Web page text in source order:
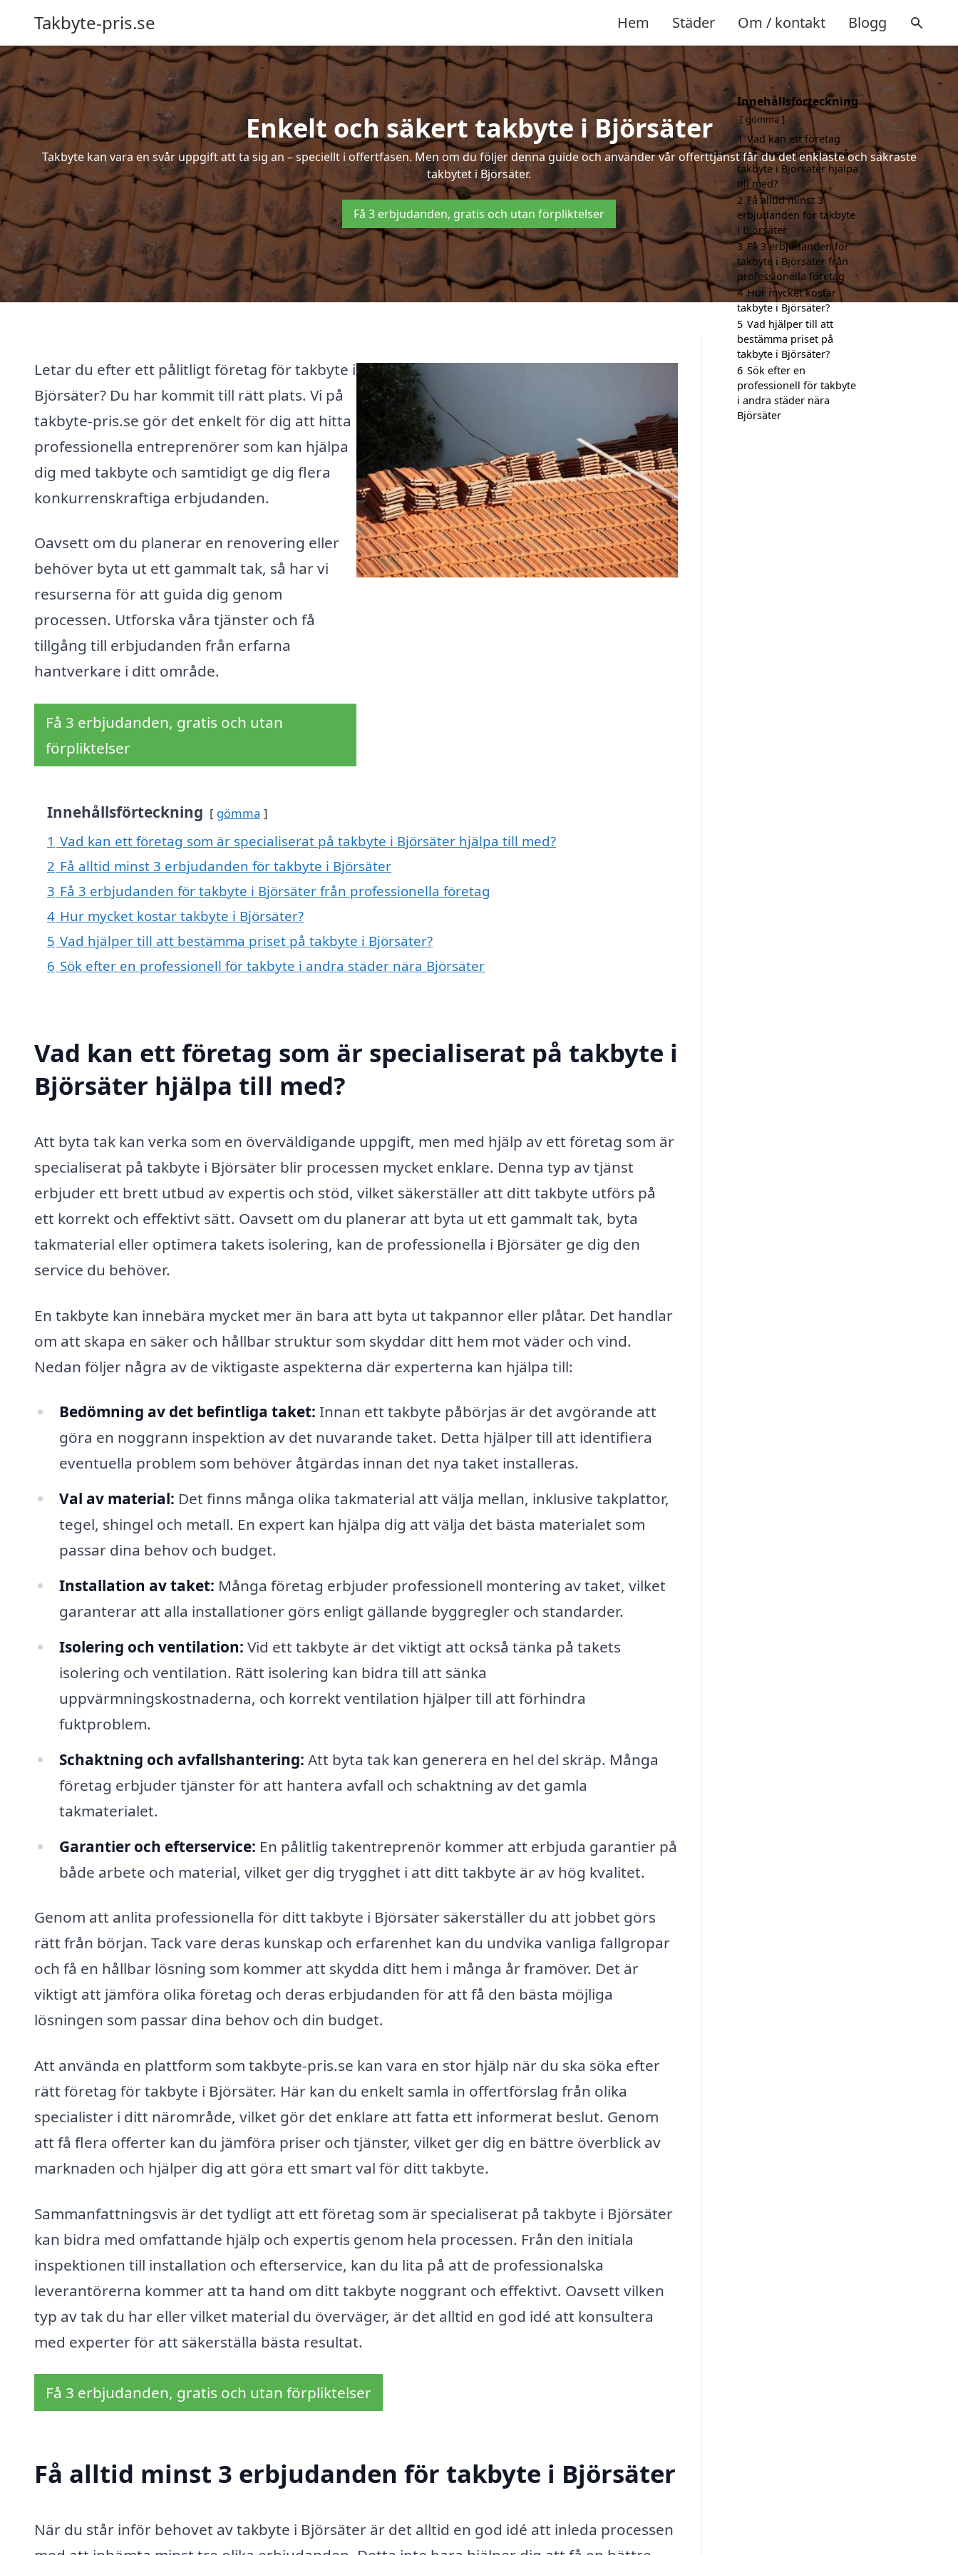
Takbyte-pris.se Hem Städer Om / kontakt Blogg
Enkelt och säkert takbyte i Björsäter
Takbyte kan vara en svår uppgift att ta sig an – speciellt i offertfasen. Men om du följer denna guide och använder vår offerttjänst får du det enklaste och säkraste
takbytet i Björsäter.
Få 3 erbjudanden, gratis och utan förpliktelser
Letar du efter ett pålitligt företag för takbyte i
Björsäter? Du har kommit till rätt plats. Vi på
takbyte-pris.se gör det enkelt för dig att hitta
professionella entreprenörer som kan hjälpa
dig med takbyte och samtidigt ge dig flera
konkurrenskraftiga erbjudanden.
Oavsett om du planerar en renovering eller
behöver byta ut ett gammalt tak, så har vi
resurserna för att guida dig genom
processen. Utforska våra tjänster och få
tillgång till erbjudanden från erfarna
hantverkare i ditt område.
Få 3 erbjudanden, gratis och utan
förpliktelser
Innehållsförteckning gömma
1 Vad kan ett företag som är specialiserat på takbyte i Björsäter hjälpa till med?
2 Få alltid minst 3 erbjudanden för takbyte i Björsäter
3 Få 3 erbjudanden för takbyte i Björsäter från professionella företag
4 Hur mycket kostar takbyte i Björsäter?
5 Vad hjälper till att bestämma priset på takbyte i Björsäter?
6 Sök efter en professionell för takbyte i andra städer nära Björsäter
Vad kan ett företag som är specialiserat på takbyte i
Björsäter hjälpa till med?
Att byta tak kan verka som en överväldigande uppgift, men med hjälp av ett företag som är
specialiserat på takbyte i Björsäter blir processen mycket enklare. Denna typ av tjänst
erbjuder ett brett utbud av expertis och stöd, vilket säkerställer att ditt takbyte utförs på
ett korrekt och effektivt sätt. Oavsett om du planerar att byta ut ett gammalt tak, byta
takmaterial eller optimera takets isolering, kan de professionella i Björsäter ge dig den
service du behöver.
En takbyte kan innebära mycket mer än bara att byta ut takpannor eller plåtar. Det handlar
om att skapa en säker och hållbar struktur som skyddar ditt hem mot väder och vind.
Nedan följer några av de viktigaste aspekterna där experterna kan hjälpa till:
Bedömning av det befintliga taket: Innan ett takbyte påbörjas är det avgörande att
göra en noggrann inspektion av det nuvarande taket. Detta hjälper till att identifiera
eventuella problem som behöver åtgärdas innan det nya taket installeras.
Val av material: Det finns många olika takmaterial att välja mellan, inklusive takplattor,
tegel, shingel och metall. En expert kan hjälpa dig att välja det bästa materialet som
passar dina behov och budget.
Installation av taket: Många företag erbjuder professionell montering av taket, vilket
garanterar att alla installationer görs enligt gällande byggregler och standarder.
Isolering och ventilation: Vid ett takbyte är det viktigt att också tänka på takets
isolering och ventilation. Rätt isolering kan bidra till att sänka
uppvärmningskostnaderna, och korrekt ventilation hjälper till att förhindra
fuktproblem.
Schaktning och avfallshantering: Att byta tak kan generera en hel del skräp. Många
företag erbjuder tjänster för att hantera avfall och schaktning av det gamla
takmaterialet.
Garantier och efterservice: En pålitlig takentreprenör kommer att erbjuda garantier på
både arbete och material, vilket ger dig trygghet i att ditt takbyte är av hög kvalitet.
Genom att anlita professionella för ditt takbyte i Björsäter säkerställer du att jobbet görs
rätt från början. Tack vare deras kunskap och erfarenhet kan du undvika vanliga fallgropar
och få en hållbar lösning som kommer att skydda ditt hem i många år framöver. Det är
viktigt att jämföra olika företag och deras erbjudanden för att få den bästa möjliga
lösningen som passar dina behov och din budget.
Att använda en plattform som takbyte-pris.se kan vara en stor hjälp när du ska söka efter
rätt företag för takbyte i Björsäter. Här kan du enkelt samla in offertförslag från olika
specialister i ditt närområde, vilket gör det enklare att fatta ett informerat beslut. Genom
att få flera offerter kan du jämföra priser och tjänster, vilket ger dig en bättre överblick av
marknaden och hjälper dig att göra ett smart val för ditt takbyte.
Sammanfattningsvis är det tydligt att ett företag som är specialiserat på takbyte i Björsäter
kan bidra med omfattande hjälp och expertis genom hela processen. Från den initiala
inspektionen till installation och efterservice, kan du lita på att de professionalska
leverantörerna kommer att ta hand om ditt takbyte noggrant och effektivt. Oavsett vilken
typ av tak du har eller vilket material du överväger, är det alltid en god idé att konsultera
med experter för att säkerställa bästa resultat.
Få 3 erbjudanden, gratis och utan förpliktelser
Få alltid minst 3 erbjudanden för takbyte i Björsäter
När du står inför behovet av takbyte i Björsäter är det alltid en god idé att inleda processen
Innehållsförteckning
gömma
1 Vad kan ett företag
som är specialiserat på
takbyte i Björsäter hjälpa
till med?
2 Få alltid minst 3
erbjudanden för takbyte
i Björsäter
3 Få 3 erbjudanden för
takbyte i Björsäter från
professionella företag
4 Hur mycket kostar
takbyte i Björsäter?
5 Vad hjälper till att
bestämma priset på
takbyte i Björsäter?
6 Sök efter en
professionell för takbyte
i andra städer nära
Björsäter